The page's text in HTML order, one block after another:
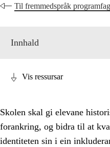
Til fremmedspråk programfag
Innhald
Vis ressursar
Skolen skal gi elevane
forankring, og bidra til at
identiteten sin i ein